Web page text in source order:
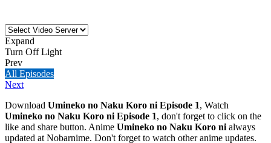
Expand
Turn Off Light
Prev
All Episodes
Next
Download Umineko no Naku Koro ni Episode 1, Watch
Umineko no Naku Koro ni Episode 1, don't forget to click on the
like and share button. Anime Umineko no Naku Koro ni always
updated at Nobarnime. Don't forget to watch other anime updates.